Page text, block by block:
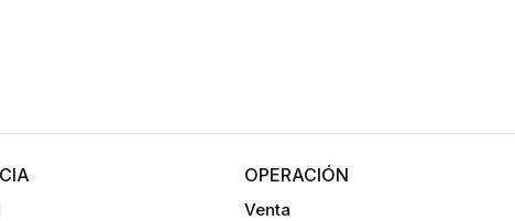
nivel:
OPERACIÓN
Venta